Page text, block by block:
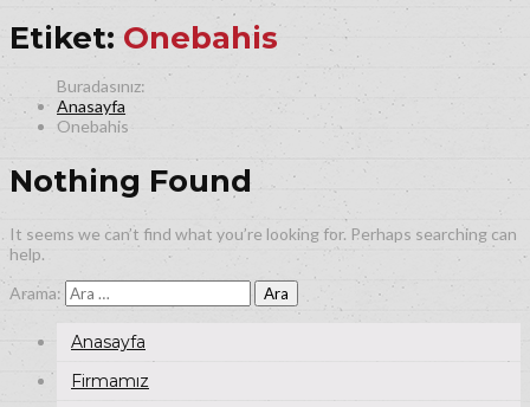
Etiket: Onebahis
Anasayfa
Onebahis
Nothing Found
It seems we can’t find what you’re looking for. Perhaps searching can
help.
Arama:
Anasayfa
Firmamız